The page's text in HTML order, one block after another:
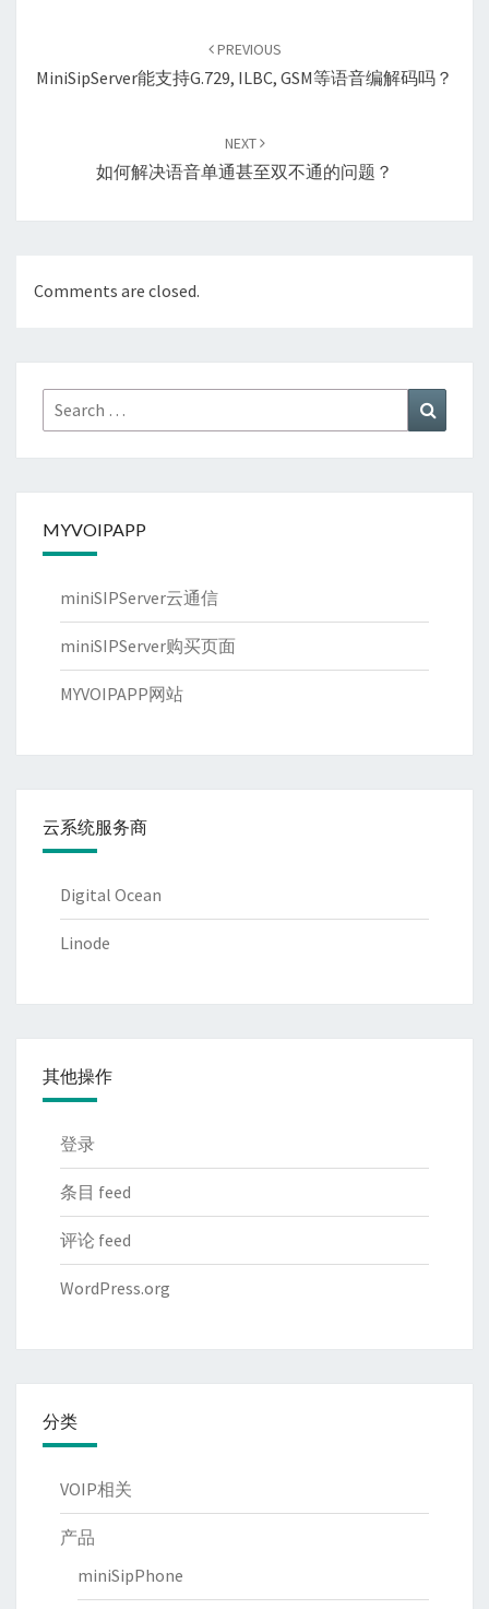
PREVIOUS
MiniSipServer能支持G.729, ILBC, GSM等语音编解码吗？
NEXT
如何解决语音单通甚至双不通的问题？
Comments are closed.
Search
for:
MYVOIPAPP
miniSIPServer云通信
miniSIPServer购买页面
MYVOIPAPP网站
云系统服务商
Digital Ocean
Linode
其他操作
登录
条目 feed
评论 feed
WordPress.org
分类
VOIP相关
产品
miniSipPhone